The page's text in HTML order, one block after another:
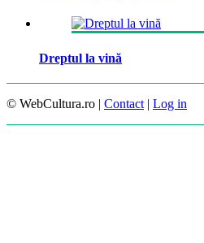
Dreptul la vină
© WebCultura.ro | Contact | Log in